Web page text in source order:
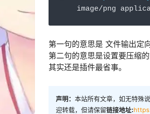
image/png
第一句的意思是 文件输出定
第二句的意思是设置要压缩
其实还是插件最省事。
声明： 本站所有文章，如无特殊
迎转载，但请保留链接地址: